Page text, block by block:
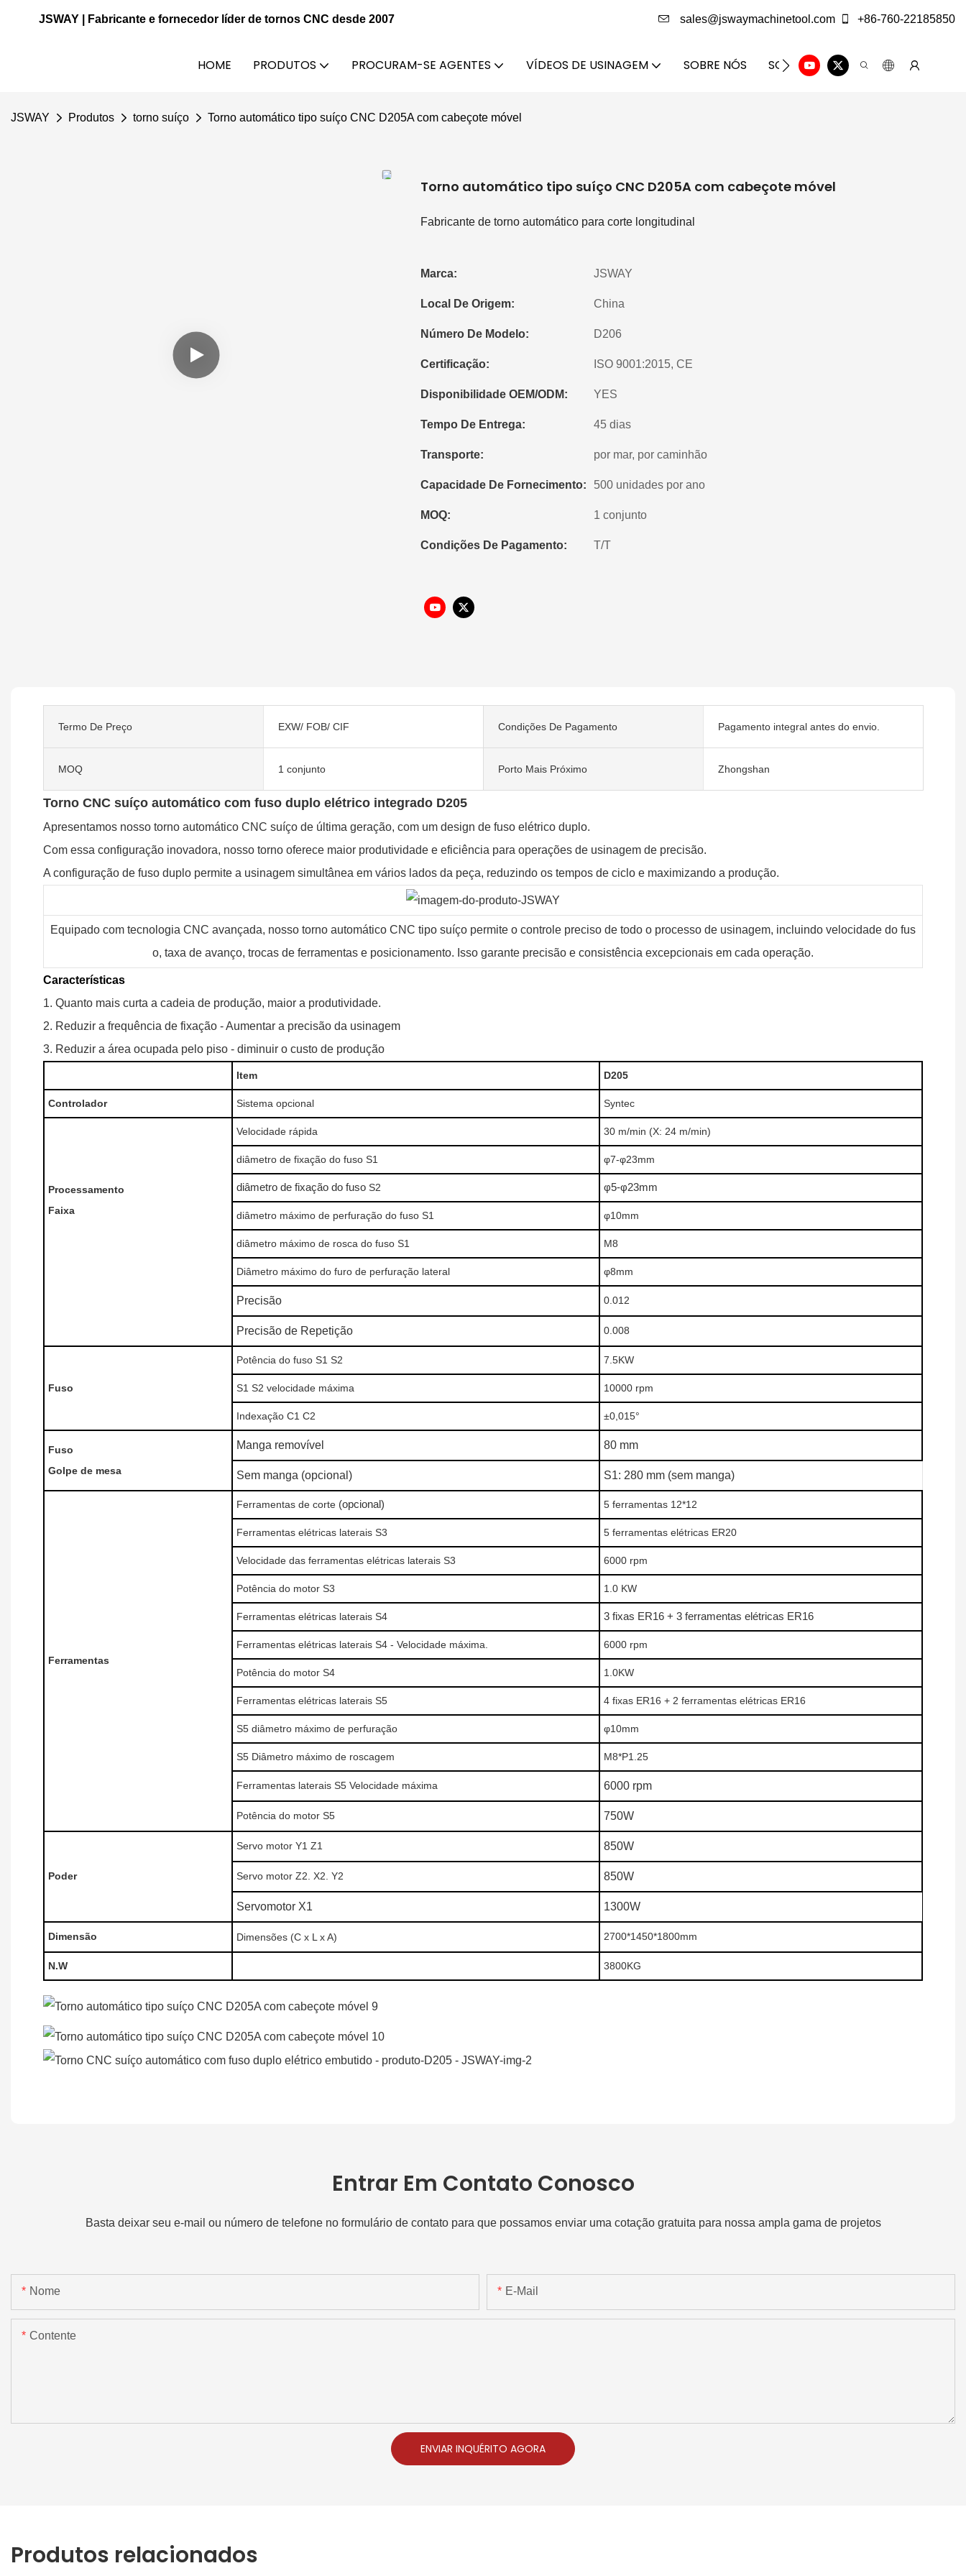
JSWAY | Fabricante e fornecedor líder de tornos CNC desde 2007 sales@jswaymachinetool.com +86-760-22185850
HOME PRODUTOS PROCURAM-SE AGENTES VÍDEOS DE USINAGEM SOBRE NÓS SOLUÇÃO CENTRO DE
JSWAY Produtos torno suíço Torno automático tipo suíço CNC D205A com cabeçote móvel
Torno automático tipo suíço CNC D205A com cabeçote móvel
Fabricante de torno automático para corte longitudinal
Marca: JSWAY
Local De Origem: China
Número De Modelo: D206
Certificação: ISO 9001:2015, CE
Disponibilidade OEM/ODM: YES
Tempo De Entrega: 45 dias
Transporte: por mar, por caminhão
Capacidade De Fornecimento: 500 unidades por ano
MOQ: 1 conjunto
Condições De Pagamento: T/T
Termo De Preço EXW/ FOB/ CIF Condições De Pagamento Pagamento integral antes do envio.
MOQ 1 conjunto Porto Mais Próximo Zhongshan
Torno CNC suíço automático com fuso duplo elétrico integrado D205
Apresentamos nosso torno automático CNC suíço de última geração, com um design de fuso elétrico duplo.
Com essa configuração inovadora, nosso torno oferece maior produtividade e eficiência para operações de usinagem de precisão.
A configuração de fuso duplo permite a usinagem simultânea em vários lados da peça, reduzindo os tempos de ciclo e maximizando a produção.
Equipado com tecnologia CNC avançada, nosso torno automático CNC tipo suíço permite o controle preciso de todo o processo de usinagem, incluindo velocidade do fus
o, taxa de avanço, trocas de ferramentas e posicionamento. Isso garante precisão e consistência excepcionais em cada operação.
Características
1. Quanto mais curta a cadeia de produção, maior a produtividade.
2. Reduzir a frequência de fixação - Aumentar a precisão da usinagem
3. Reduzir a área ocupada pelo piso - diminuir o custo de produção
Item D205
Controlador Sistema opcional Syntec
Processamento
Faixa
Velocidade rápida 30 m/min (X: 24 m/min)
diâmetro de fixação do fuso S1 φ7-φ23mm
diâmetro de fixação do fuso S2 φ5-φ23mm
diâmetro máximo de perfuração do fuso S1 φ10mm
diâmetro máximo de rosca do fuso S1 M8
Diâmetro máximo do furo de perfuração lateral φ8mm
Precisão 0.012
Precisão de Repetição 0.008
Fuso
Potência do fuso S1 S2 7.5KW
S1 S2 velocidade máxima 10000 rpm
Indexação C1 C2 ±0,015°
Fuso
Golpe de mesa
Manga removível 80 mm
Sem manga (opcional) S1: 280 mm (sem manga)
Ferramentas
Ferramentas de corte(opcional) 5 ferramentas 12*12
Ferramentas elétricas laterais S3 5 ferramentas elétricas ER20
Velocidade das ferramentas elétricas laterais S3 6000 rpm
Potência do motor S3 1.0 KW
Ferramentas elétricas laterais S4 3 fixas ER16 + 3 ferramentas elétricas ER16
Ferramentas elétricas laterais S4 - Velocidade máxima. 6000 rpm
Potência do motor S4 1.0KW
Ferramentas elétricas laterais S5 4 fixas ER16 + 2 ferramentas elétricas ER16
S5 diâmetro máximo de perfuração φ10mm
S5 Diâmetro máximo de roscagem M8*P1.25
Ferramentas laterais S5 Velocidade máxima 6000 rpm
Potência do motor S5 750W
Poder
Servo motor Y1 Z1 850W
Servo motor Z2. X2. Y2 850W
Servomotor X1 1300W
Dimensão Dimensões (C x L x A) 2700*1450*1800mm
N.W 3800KG
Entrar Em Contato Conosco
Basta deixar seu e-mail ou número de telefone no formulário de contato para que possamos enviar uma cotação gratuita para nossa ampla gama de projetos
Nome E-Mail
Contente
ENVIAR INQUÉRITO AGORA
Produtos relacionados